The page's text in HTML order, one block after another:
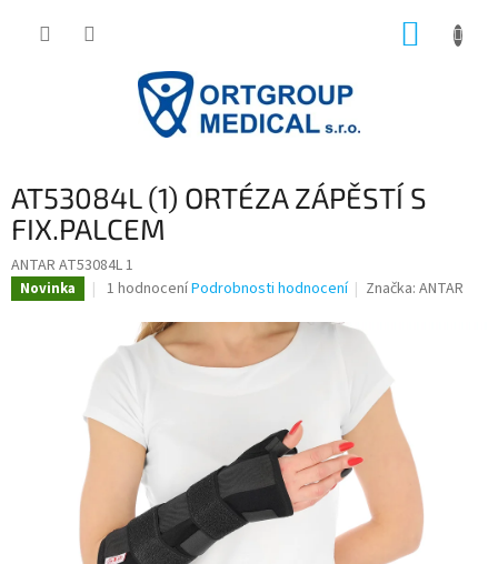
AT53084L (1) ORTÉZA ZÁPĚSTÍ S
FIX.PALCEM
ANTAR AT53084L 1
Novinka
Průměrné
produktu
je
hvězdiček.
1 hodnoceníPodrobnosti hodnocení Značka:ANTAR